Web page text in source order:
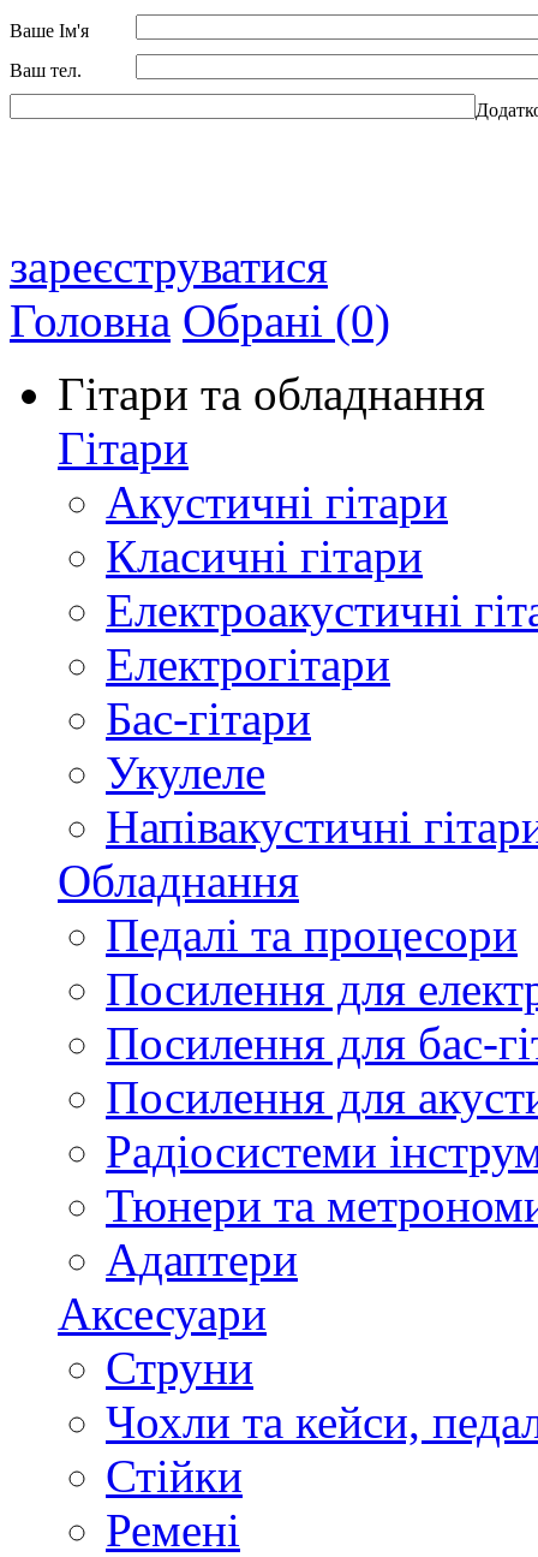
Ваше Ім'я
Ваш тел.
зареєструватися
Головна Обрані (0)
Гітари та обладнання
Гітари
Акустичні гітари
Класичні гітари
Електроакустичні
Електрогітари
Бас-гітари
Укулеле
Напівакустичні
Обладнання
Педалі та процесори
Посилення для
Посилення для бас-
Посилення для
Радіосистеми
Тюнери та
Адаптери
Аксесуари
Струни
Чохли та кейси,
Стійки
Ремені